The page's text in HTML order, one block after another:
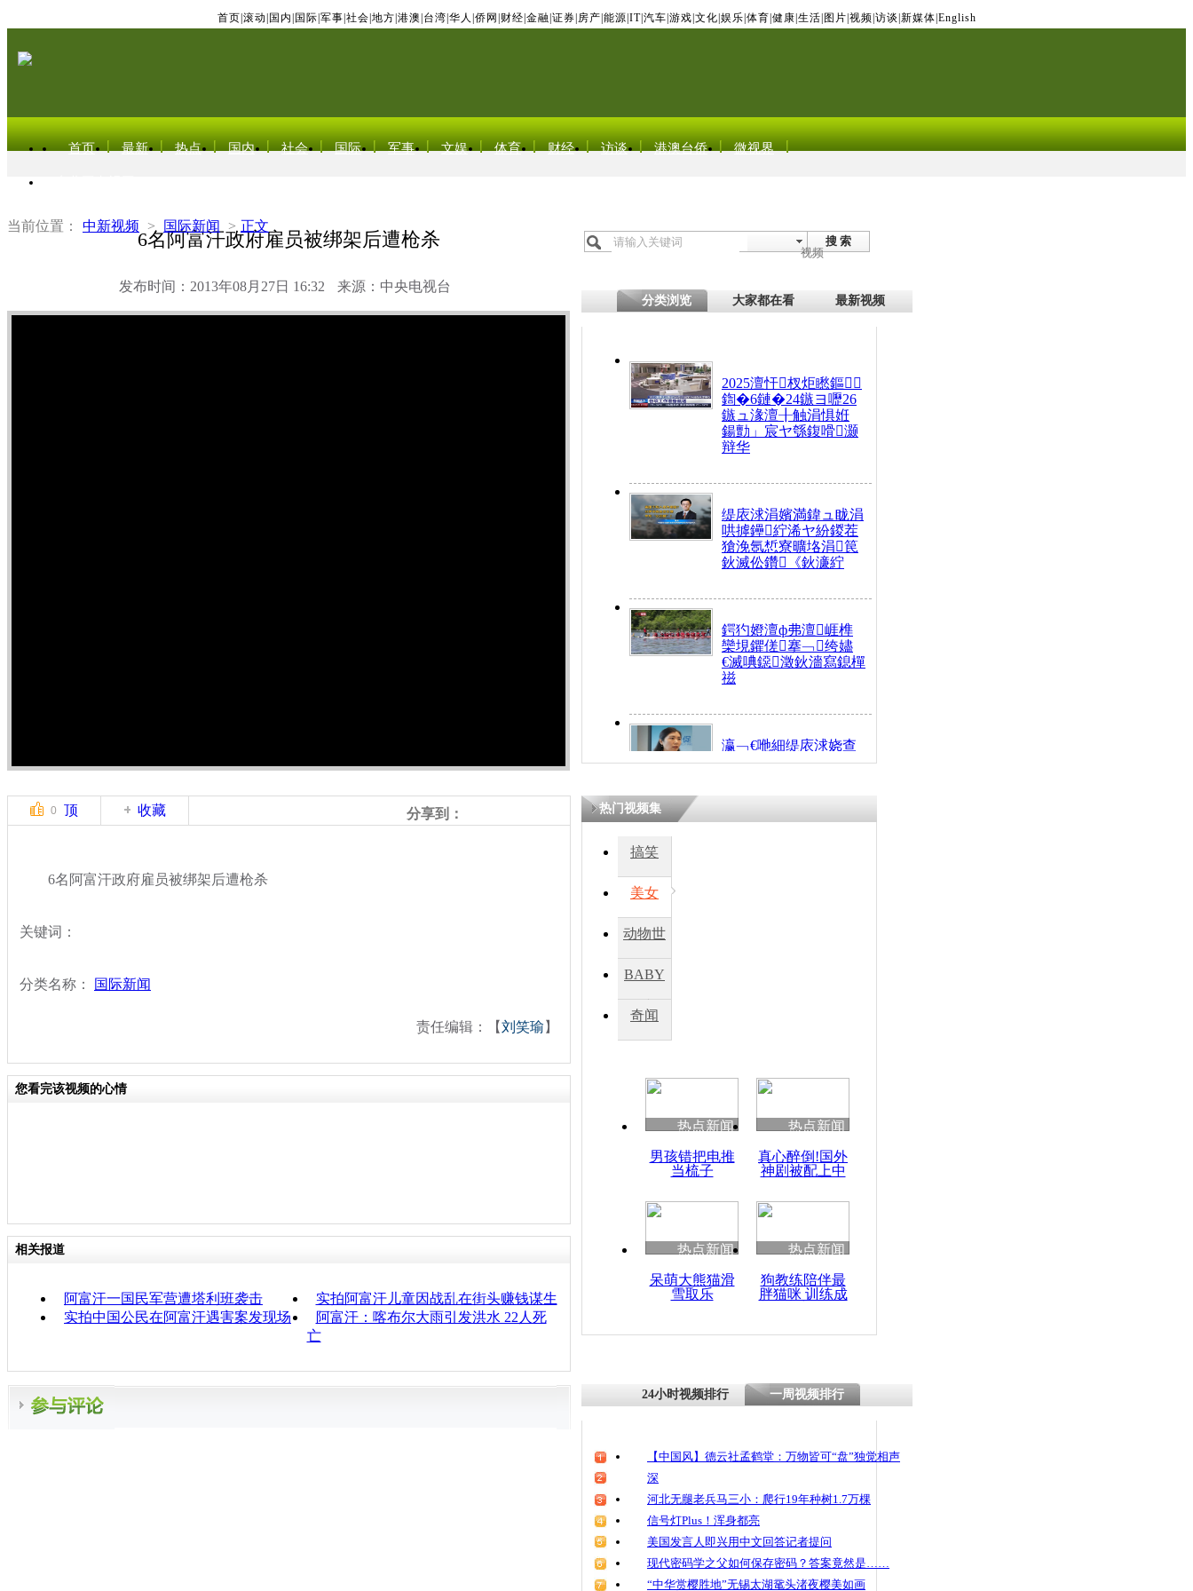
首页 滚动 国内 国际 军事 社会 地方 港澳 台湾 华人 侨网 财经 金融 证券 房产 能源 IT| 汽车 游戏 文化 娱乐 体育 健康 生活 图片 视频 访谈 新媒体 English
首页 最新 热点 国内 社会 国际 军事 文娱 体育 财经 访谈 港澳台侨 微视界
当前位置： 中新视频 > 国际新闻 > 正文
6名阿富汗政府雇员被绑架后遭枪杀
发布时间：2013年08月27日 16:32 来源：中央电视台
搜 索
视频
分类浏览 大家都在看 最新视频
2025澶忓杈炬矁鏂
鍧�6鏈�24鏃ヨ嚦26
鏃ュ湪澶╂触涓惧姙
鍚勯」宸ヤ綔鍑嗗灏
辩华
缇庡浗涓嬪満鍏ュ眬涓
哄摢鑸紵浠ヤ紛鍐茬
獊浼氬惁寮曠垎涓笢
鈥滅伀鑽《鈥濓紵
鍔犳嬁澶ф弗澶崕榫
欒垷鑺傞搴﹁绔嬧
€滅唺鐚澂鈥濇寫鎴樿
禌
瀛﹁€咃細缇庡浗娆查
€间笢鍗椾簹涓庝腑鍥
瘑灞€
0 顶 收藏 分享到：
6名阿富汗政府雇员被绑架后遭枪杀
关键词：
分类名称： 国际新闻
责任编辑：【刘笑瑜 】
您看完该视频的心情
相关报道
阿富汗一国民军营遭塔利班袭击
实拍阿富汗儿童因战乱在街头赚钱谋生
实拍中国公民在阿富汗遇害案发现场
阿富汗：喀布尔大雨引发洪水 22人死
亡
热门视频集
搞笑
美女
动物世
BABY
秀
奇闻
热点新闻
男孩错把电推
当梳子
热点新闻
真心醉倒!国外
神剧被配上中
热点新闻
呆萌大熊猫滑
雪取乐
热点新闻
狗教练陪伴最
胖猫咪 训练成
24小时视频排行 一周视频排行
【中国风】德云社孟鹤堂：万物皆可“盘”独觉相声
深
河北无腿老兵马三小：爬行19年种树1.7万棵
信号灯Plus！浑身都亮
美国发言人即兴用中文回答记者提问
现代密码学之父如何保存密码？答案竟然是……
“中华赏樱胜地”无锡太湖鼋头渚夜樱美如画